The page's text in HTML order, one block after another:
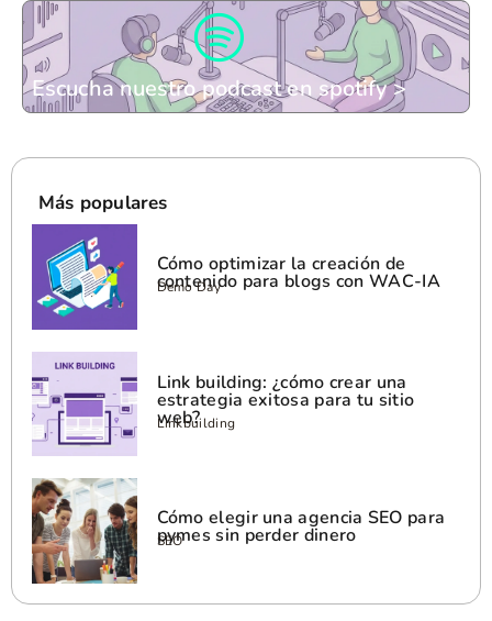
Escucha nuestro podcast en spotify >
Más populares
Cómo optimizar la creación de
contenido para blogs con WAC-IA
Demo Day
Link building: ¿cómo crear una
estrategia exitosa para tu sitio
web?
Linkbuilding
Cómo elegir una agencia SEO para
pymes sin perder dinero
SEO